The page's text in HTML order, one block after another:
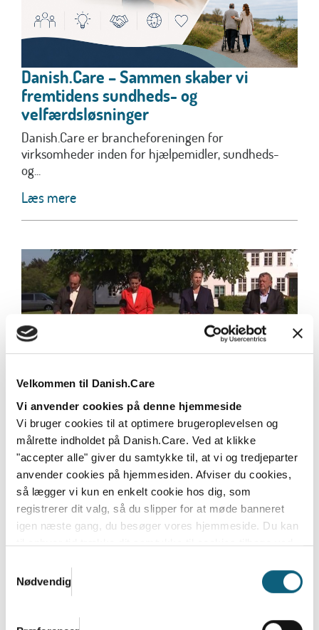
Velkommen til Danish.Care
Vi anvender cookies på denne hjemmeside
Vi bruger cookies til at optimere brugeroplevelsen og
målrette indholdet på Danish.Care. Ved at klikke
"accepter alle" giver du samtykke til, at vi og tredjeparter
anvender cookies på hjemmesiden. Afviser du cookies,
så lægger vi kun en enkelt cookie hos dig, som
registrerer dit valg, så du slipper for at møde banneret
igen næste gang, du besøger vores hjemmeside. Du kan
til enhver tid trække dit samtykke til cookies tilbage ved
Danish.Cares privatlivs- og cookiepolitik
Nødvendig
Danish.Care – Sammen skaber vi
fremtidens sundheds- og
velfærdsløsninger
Danish.Care er brancheforeningen for
virksomheder inden for hjælpemidler, sundheds-
og...
Læs mere
Danish.Care og DI: Enormt potentiale i
regeringens satsning på
velfærdsteknologi og hjælpemidler
Den nye regering bestående af Socialdemokratiet,
SF, Moderaterne og Radikale Venstre vil lancere en...
Læs mere